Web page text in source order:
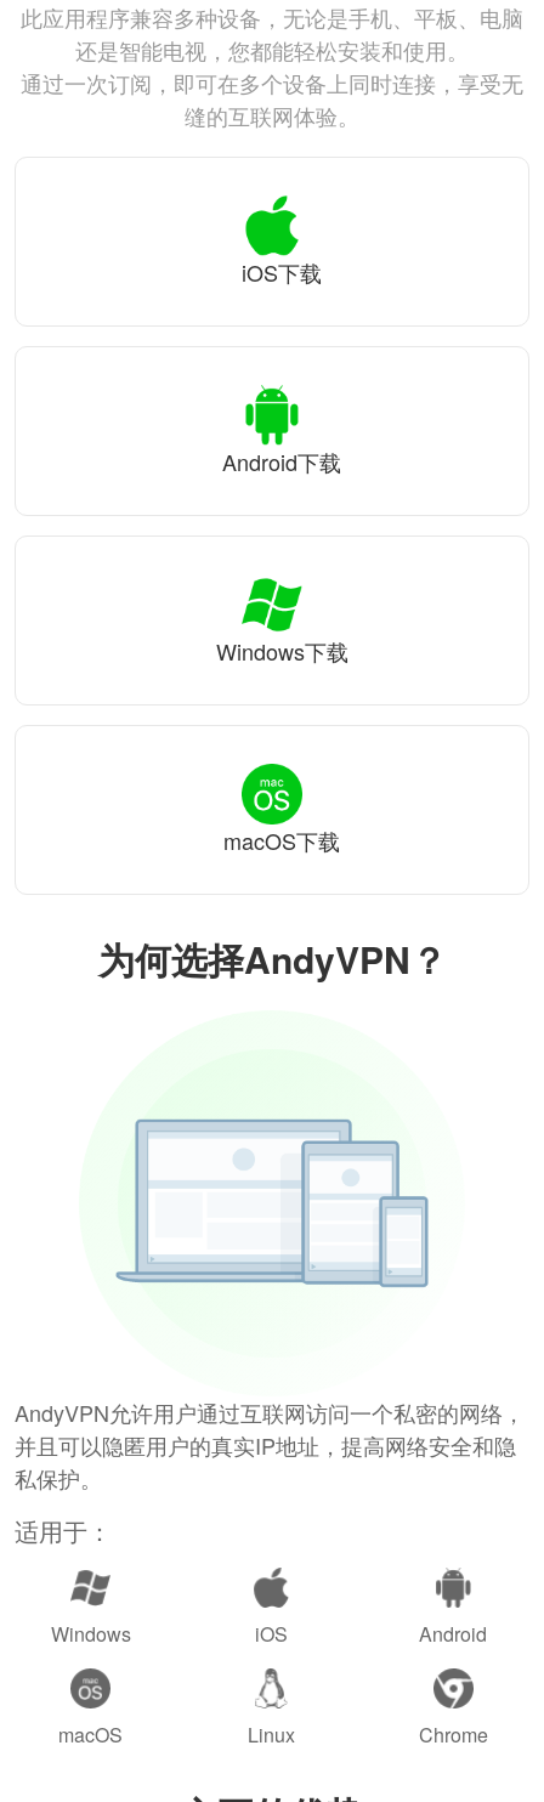
为何选择AndyVPN？
AndyVPN允许用户通过互联网访问一个私密的网络，
并且可以隐匿用户的真实IP地址，提高网络安全和隐
私保护。
适用于：
Windows iOS Android
macOS Linux Chrome
此应用程序兼容多种设备，无论是手机、平板、电脑
还是智能电视，您都能轻松安装和使用。
通过一次订阅，即可在多个设备上同时连接，享受无
缝的互联网体验。
iOS下载
Android下载
Windows下载
macOS下载